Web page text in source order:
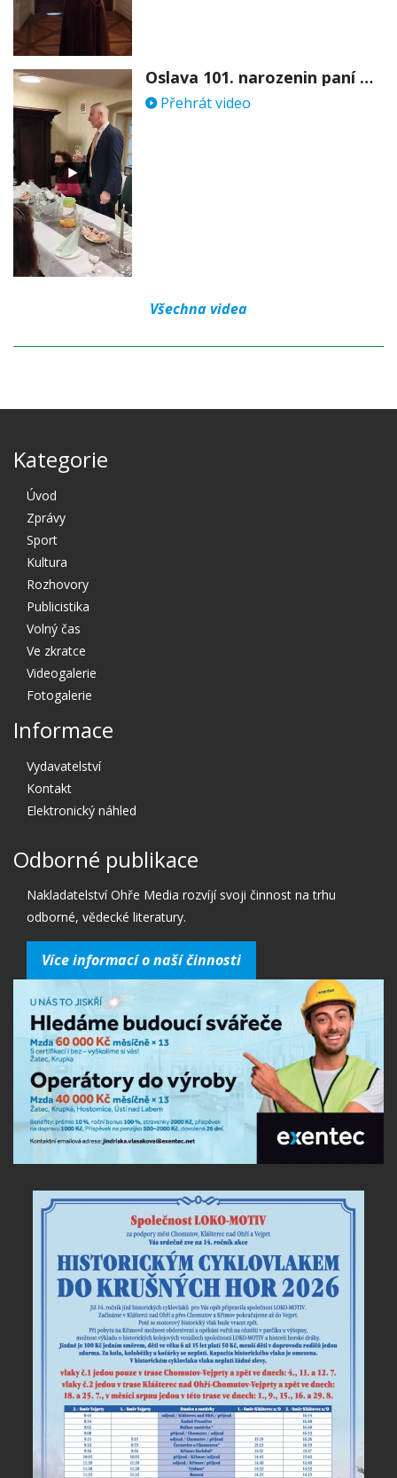
Oslava 101. narozenin paní Věry Skořepové
Přehrát video
Všechna videa
Kategorie
Úvod
Zprávy
Sport
Kultura
Rozhovory
Publicistika
Volný čas
Ve zkratce
Videogalerie
Fotogalerie
Informace
Vydavatelství
Kontakt
Elektronický náhled
Odborné publikace
Nakladatelství Ohře Media rozvíjí svoji činnost na trhu
odborné, vědecké literatury.
Více informací o naší činnosti